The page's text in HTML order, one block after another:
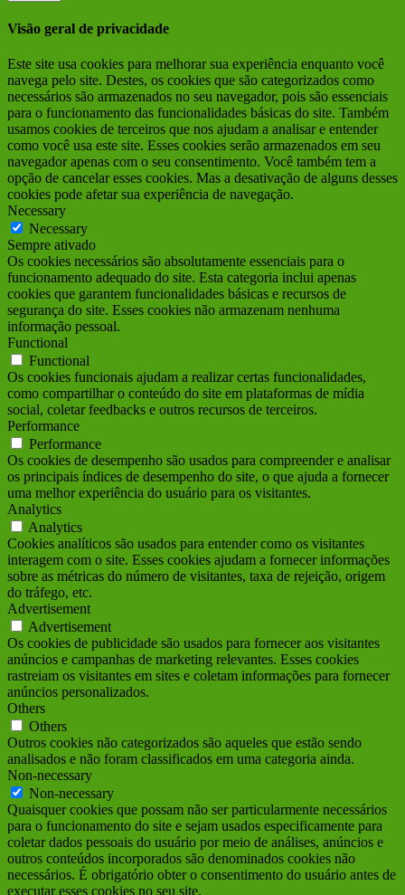
Visão geral de privacidade
Este site usa cookies para melhorar sua experiência enquanto você
navega pelo site. Destes, os cookies que são categorizados como
necessários são armazenados no seu navegador, pois são essenciais
para o funcionamento das funcionalidades básicas do site. Também
usamos cookies de terceiros que nos ajudam a analisar e entender
como você usa este site. Esses cookies serão armazenados em seu
navegador apenas com o seu consentimento. Você também tem a
opção de cancelar esses cookies. Mas a desativação de alguns desses
cookies pode afetar sua experiência de navegação.
Necessary
Necessary
Sempre ativado
Os cookies necessários são absolutamente essenciais para o
funcionamento adequado do site. Esta categoria inclui apenas
cookies que garantem funcionalidades básicas e recursos de
segurança do site. Esses cookies não armazenam nenhuma
informação pessoal.
Functional
Functional
Os cookies funcionais ajudam a realizar certas funcionalidades,
como compartilhar o conteúdo do site em plataformas de mídia
social, coletar feedbacks e outros recursos de terceiros.
Performance
Performance
Os cookies de desempenho são usados para compreender e analisar
os principais índices de desempenho do site, o que ajuda a fornecer
uma melhor experiência do usuário para os visitantes.
Analytics
Analytics
Cookies analíticos são usados para entender como os visitantes
interagem com o site. Esses cookies ajudam a fornecer informações
sobre as métricas do número de visitantes, taxa de rejeição, origem
do tráfego, etc.
Advertisement
Advertisement
Os cookies de publicidade são usados para fornecer aos visitantes
anúncios e campanhas de marketing relevantes. Esses cookies
rastreiam os visitantes em sites e coletam informações para fornecer
anúncios personalizados.
Others
Others
Outros cookies não categorizados são aqueles que estão sendo
analisados e não foram classificados em uma categoria ainda.
Non-necessary
Non-necessary
Quaisquer cookies que possam não ser particularmente necessários
para o funcionamento do site e sejam usados ​​especificamente para
coletar dados pessoais do usuário por meio de análises, anúncios e
outros conteúdos incorporados são denominados cookies não
necessários. É obrigatório obter o consentimento do usuário antes de
executar esses cookies no seu site.